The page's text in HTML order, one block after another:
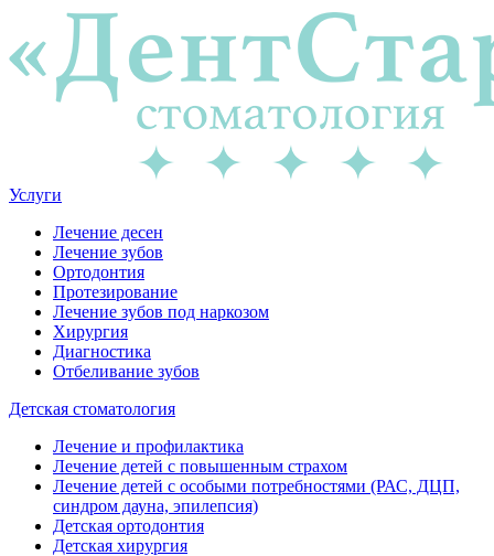
Услуги
Лечение десен
Лечение зубов
Ортодонтия
Протезирование
Лечение зубов под наркозом
Хирургия
Диагностика
Отбеливание зубов
Детская стоматология
Лечение и профилактика
Лечение детей с повышенным страхом
Лечение детей с особыми потребностями (РАС, ДЦП,
синдром дауна, эпилепсия)
Детская ортодонтия
Детская хирургия